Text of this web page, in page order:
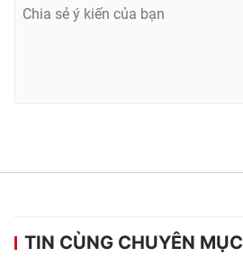
TIN CÙNG CHUYÊN MỤC